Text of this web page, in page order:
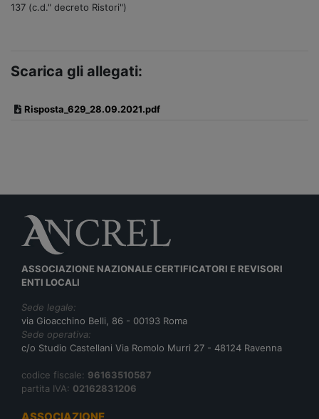
137 (c.d." decreto Ristori")
Scarica gli allegati:
Risposta_629_28.09.2021.pdf
ASSOCIAZIONE NAZIONALE CERTIFICATORI E REVISORI
ENTI LOCALI
Sede legale:
via Gioacchino Belli, 86 - 00193 Roma
Sede operativa:
c/o Studio Castellani Via Romolo Murri 27 - 48124 Ravenna
codice fiscale: 96163510587
partita IVA: 02162831206
ASSOCIAZIONE